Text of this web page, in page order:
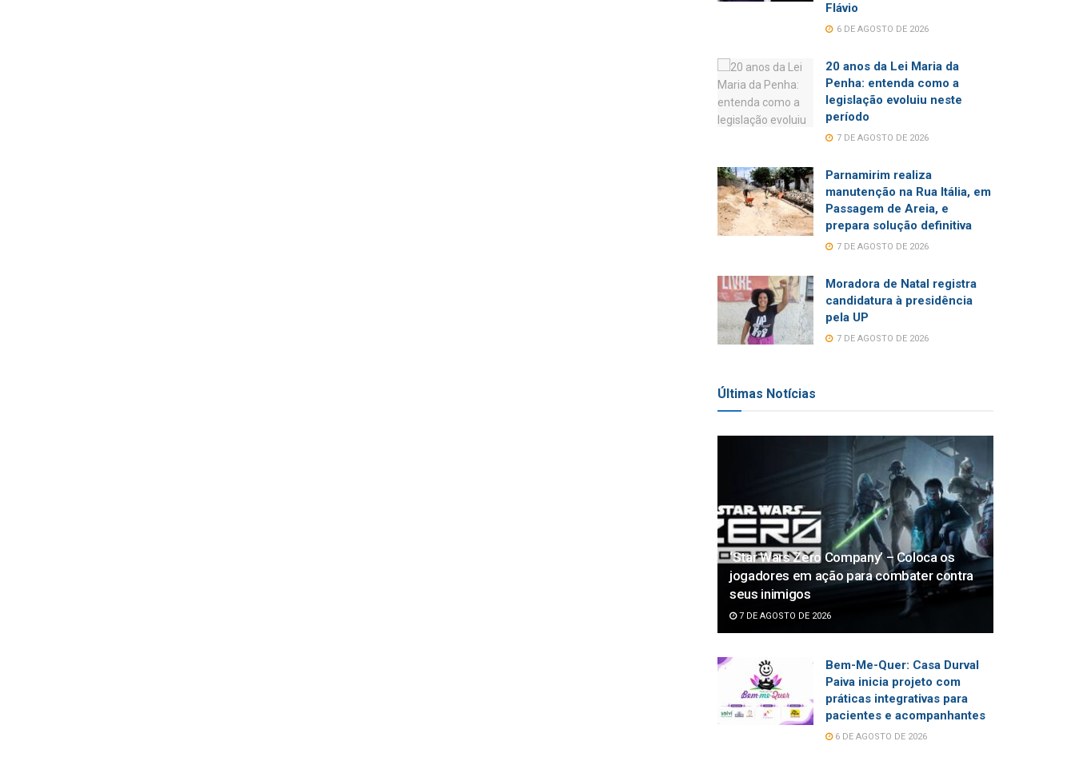
Flávio
6 DE AGOSTO DE 2026
20 anos da Lei Maria da
Penha: entenda como a
legislação evoluiu neste
período
7 DE AGOSTO DE 2026
Parnamirim realiza
manutenção na Rua Itália, em
Passagem de Areia, e
prepara solução definitiva
7 DE AGOSTO DE 2026
Moradora de Natal registra
candidatura à presidência
pela UP
7 DE AGOSTO DE 2026
Últimas Notícias
‘Star Wars Zero Company’ – Coloca os
jogadores em ação para combater contra
seus inimigos
7 DE AGOSTO DE 2026
Bem-Me-Quer: Casa Durval
Paiva inicia projeto com
práticas integrativas para
pacientes e acompanhantes
6 DE AGOSTO DE 2026